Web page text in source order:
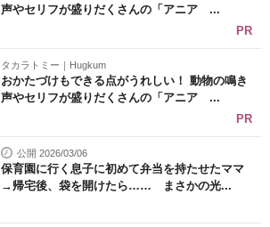
声やセリフが盛りだくさんの「アニア ...
PR
タカラトミー｜Hugkum
おかたづけもできる点がうれしい！ 動物の鳴き
声やセリフが盛りだくさんの「アニア ...
PR
公開 2026/03/06
保育園に行く息子に初めて弁当を持たせたママ
→帰宅後、袋を開けたら…… まさかの光...